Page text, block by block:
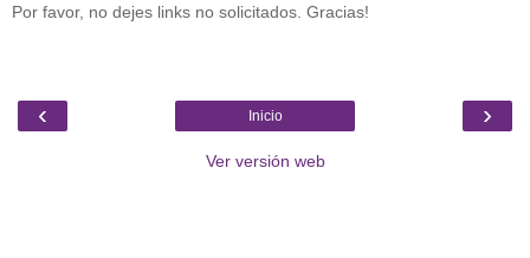
Por favor, no dejes links no solicitados. Gracias!
‹ ›
Inicio
Ver versión web